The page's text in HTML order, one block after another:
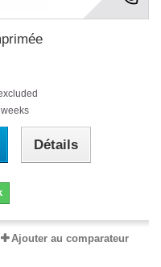
Détails
Ajouter au comparateur